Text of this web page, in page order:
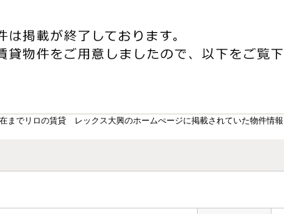
でリロの賃貸 レックス大興のホームぺージに掲載されていた物件情報